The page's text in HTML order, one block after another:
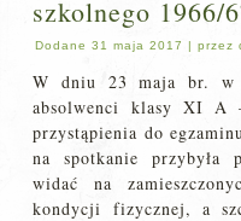
szkolnego 1966/
Dodane 31 maja 2017 |przez
W dniu 23 maja br. w
absolwenci klasy XI A
przystąpienia do
na spotkanie przybyła
widać na
kondycji fizycznej, a